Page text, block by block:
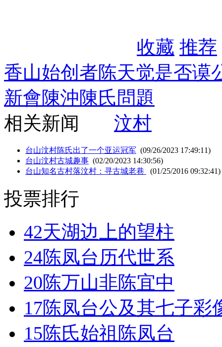
收藏 推荐
香山始创者陈天觉是否谟
新會陳沖陳氏問題
相关新闻
汶村
台山汶村陈氏出了一个亚运冠军 (09/26/2023 17:49:11)
台山汶村古城趣事 (02/20/2023 14:30:56)
台山知名古村落汶村：寻古城老巷
(01/25/2016 09:32:41)
投票排行
42天湖边上的望柱
24陈凤台历代世系
20陈万山非陈宜中
17陈凤台公及其七子彩
15陈氏始祖陈凤台